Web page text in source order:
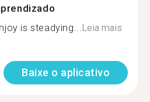
is steadying...Leia mais
Baixe o aplicativo